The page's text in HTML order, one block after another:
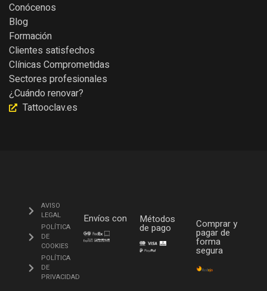
Conócenos
Blog
Formación
Clientes satisfechos
Clínicas Comprometidas
Sectores profesionales
¿Cuándo renovar?
Tattooclav.es
AVISO
LEGAL
POLÍTICA
DE
COOKIES
POLÍTICA
DE
PRIVACIDAD
Envíos con Métodos
de pago Comprar y
pagar de
forma
segura